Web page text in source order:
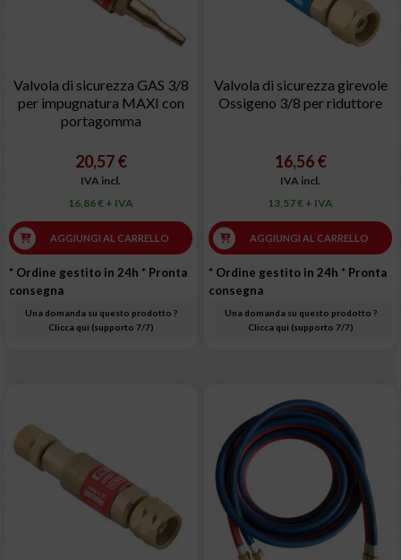
Valvola di sicurezza GAS 3/8
per impugnatura MAXI con
portagomma
20,57 €
IVA incl.
16,86 € + IVA
AGGIUNGI AL CARRELLO
* Ordine gestito in 24h * Pronta
consegna
Una domanda su questo prodotto ?
Clicca qui (supporto 7/7)
Valvola di sicurezza girevole
Ossigeno 3/8 per riduttore
16,56 €
IVA incl.
13,57 € + IVA
AGGIUNGI AL CARRELLO
* Ordine gestito in 24h * Pronta
consegna
Una domanda su questo prodotto ?
Clicca qui (supporto 7/7)